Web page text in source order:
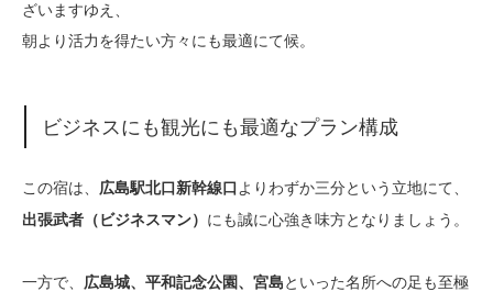
ざいますゆえ、
朝より活力を得たい方々にも最適にて候。
ビジネスにも観光にも最適なプラン構成
この宿は、 広島駅北口新幹線口 よりわずか三分という立地にて、
出張武者（ビジネスマン） にも誠に心強き味方となりましょう。
一方で、 広島城、平和記念公園、宮島 といった名所への足も至極